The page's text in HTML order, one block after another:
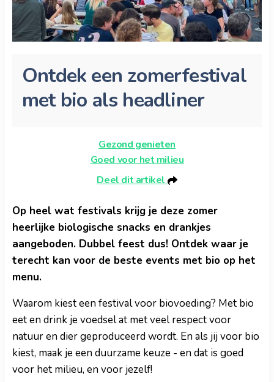
Ontdek een zomerfestival
met bio als headliner
Gezond genieten
Goed voor het milieu
Deel dit artikel
Op heel wat festivals krijg je deze zomer
heerlijke biologische snacks en drankjes
aangeboden. Dubbel feest dus! Ontdek waar je
terecht kan voor de beste events met bio op het
menu.
Waarom kiest een festival voor biovoeding? Met bio
eet en drink je voedsel at met veel respect voor
natuur en dier geproduceerd wordt. En als jij voor bio
kiest, maak je een duurzame keuze - en dat is goed
voor het milieu, en voor jezelf!